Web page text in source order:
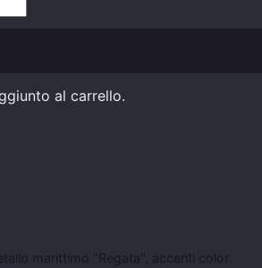
al carrello.
marittimo "Regata", accenti color